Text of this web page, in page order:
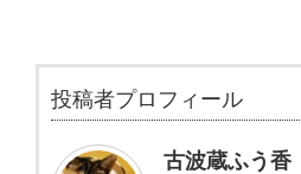
投稿者プロフィール
古波蔵ふう香